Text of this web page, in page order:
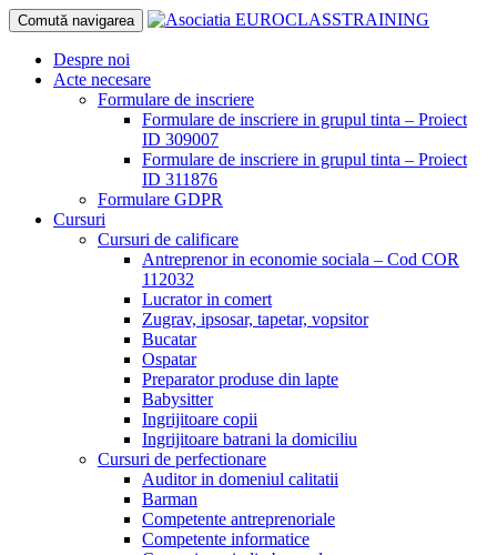
Comută navigarea
Despre noi
Acte necesare
Formulare de inscriere
Formulare de inscriere in grupul tinta – Proiect
ID 309007
Formulare de inscriere in grupul tinta – Proiect
ID 311876
Formulare GDPR
Cursuri
Cursuri de calificare
Antreprenor in economie sociala – Cod COR
112032
Lucrator in comert
Zugrav, ipsosar, tapetar, vopsitor
Bucatar
Ospatar
Preparator produse din lapte
Babysitter
Ingrijitoare copii
Ingrijitoare batrani la domiciliu
Cursuri de perfectionare
Auditor in domeniul calitatii
Barman
Competente antreprenoriale
Competente informatice